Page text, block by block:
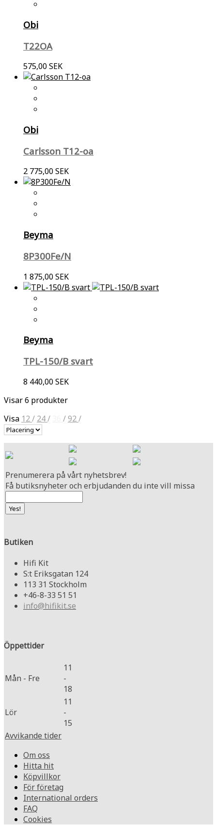
Obi
T22OA
575,00 SEK
Obi
Carlsson T12-oa
2 775,00 SEK
Beyma
8P300Fe/N
1 875,00 SEK
Beyma
TPL-150/B svart
8 440,00 SEK
Visar 6 produkter
Visa 12/ 24/ /92/
Prenumerera på vårt nyhetsbrev!
Få butiksnyheter och erbjudanden du inte vill missa
Butiken
Hifi Kit
S:t Eriksgatan 124
113 31 Stockholm
+46-8-33 51 51
info@hifikit.se
Öppettider
Mån - Fre
11
-
18
Lör
11
-
15
Avvikande tider
Om oss
Hitta hit
Köpvillkor
För företag
International orders
FAQ
Cookies